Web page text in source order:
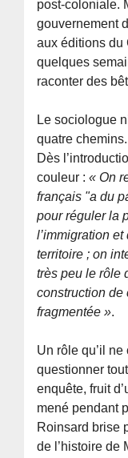
post-coloniale.
gouvernement
aux éditions du
quelques
raconter des
Le sociologue
quatre chemins.
Dès
couleur :« On
français "a du
pour réguler la
l’immigration
territoire ; on
très peu le rôle
construction de
fragmentée ».
Un rôle qu’il ne
questionner
enquête, fruit
mené pendant
Roinsard brise
de l’histoire de